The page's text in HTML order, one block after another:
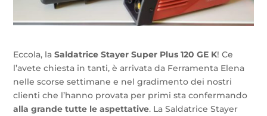
Eccola, laSaldatrice Stayer Super Plus 120 GE K! Ce
l’avete chiesta in tanti, è arrivata da Ferramenta Elena
nelle scorse settimane e nel gradimento dei nostri
clienti che l’hanno provata per primi sta confermando
alla grande tutte le aspettative. La Saldatrice Stayer